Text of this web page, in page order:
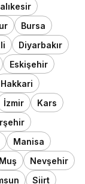
Bursa
Diyarbakır
Eskişehir
Hakkari
İzmir
Kars
Manisa
Muş
Nevşehir
Siirt